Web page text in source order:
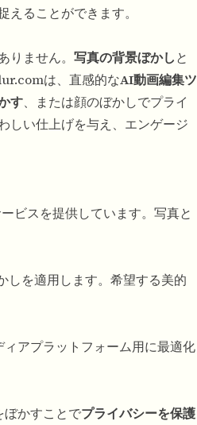
ることができます。
ません。 写真の背景ぼかしと
は、直感的なAI動画編集ツ
す、または顔のぼかしでプライ
しい仕上げを与え、エンゲージ
ビスを提供しています。写真と
を適用します。希望する美的
アプラットフォーム用に最適化
ぼかすことでプライバシーを保護